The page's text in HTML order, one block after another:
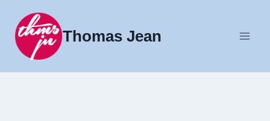
indhold
Thomas Jean